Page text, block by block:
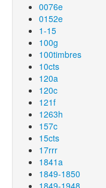
0076e
0152e
1-15
100g
100timbres
10cts
120a
120c
121f
1263h
157c
15cts
17rrr
1841a
1849-1850